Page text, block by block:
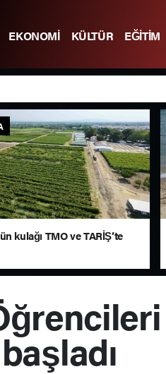
EKONOMİ KÜLTÜR EĞİTİM
kulağı TMO ve TARİŞ’te